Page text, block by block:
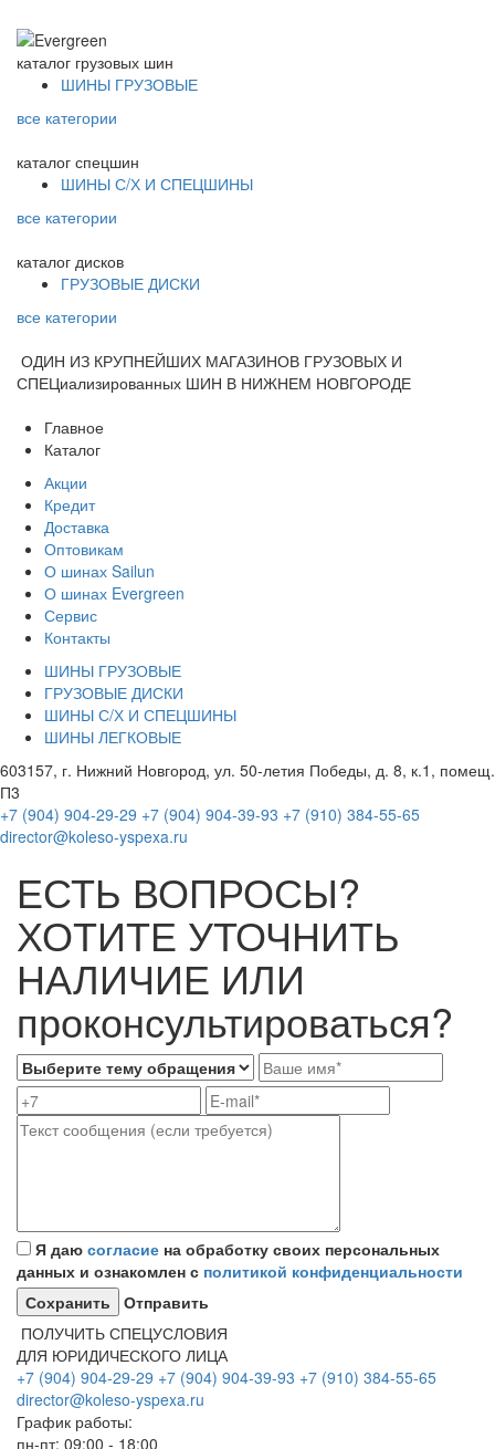
каталог грузовых шин
ШИНЫ ГРУЗОВЫЕ
все категории
каталог спецшин
ШИНЫ С/Х И СПЕЦШИНЫ
все категории
каталог дисков
ГРУЗОВЫЕ ДИСКИ
все категории
ОДИН ИЗ КРУПНЕЙШИХ МАГАЗИНОВ ГРУЗОВЫХ И
СПЕЦиализированных ШИН В НИЖНЕМ НОВГОРОДЕ
Главное
Каталог
Акции
Кредит
Доставка
Оптовикам
О шинах Sailun
О шинах Evergreen
Сервис
Контакты
ШИНЫ ГРУЗОВЫЕ
ГРУЗОВЫЕ ДИСКИ
ШИНЫ С/Х И СПЕЦШИНЫ
ШИНЫ ЛЕГКОВЫЕ
603157, г. Нижний Новгород, ул. 50-летия Победы, д. 8, к.1, помещ.
П3
+7 (904) 904-29-29 +7 (904) 904-39-93 +7 (910) 384-55-65
director@koleso-yspexa.ru
ЕСТЬ ВОПРОСЫ?
ХОТИТЕ УТОЧНИТЬ
НАЛИЧИЕ ИЛИ
проконсультироваться?
Я даю согласие на обработку своих персональных
данных и ознакомлен с политикой конфиденциальности
Отправить
ПОЛУЧИТЬ СПЕЦУСЛОВИЯ
ДЛЯ ЮРИДИЧЕСКОГО ЛИЦА
+7 (904) 904-29-29 +7 (904) 904-39-93 +7 (910) 384-55-65
director@koleso-yspexa.ru
График работы:
пн-пт: 09:00 - 18:00